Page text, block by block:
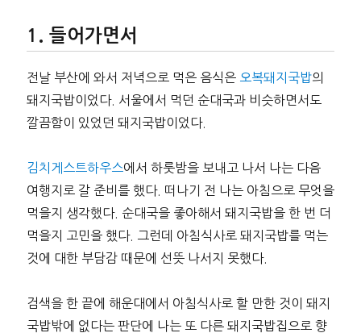
들어가면서
전날 부산에 와서 저녁으로 먹은 음식은오복돼지국밥의
돼지국밥이었다. 서울에서 먹던 순대국과 비슷하면서도
깔끔함이 있었던 돼지국밥이었다.
김치게스트하우스에서 하룻밤을 보내고 나서 나는 다음
여행지로 갈 준비를 했다. 떠나기 전 나는 아침으로 무엇을
먹을지 생각했다. 순대국을 좋아해서 돼지국밥을 한 번 더
먹을지 고민을 했다. 그런데 아침식사로 돼지국밥를 먹는
것에 대한 부담감 때문에 선뜻 나서지 못했다.
검색을 한 끝에 해운대에서 아침식사로 할 만한 것이 돼지
국밥밖에 없다는 판단에 나는 또 다른 돼지국밥집으로 향